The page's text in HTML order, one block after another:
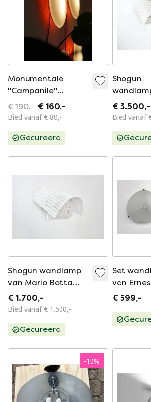
Monumentale
"Campanile"
wandlampen,
ontworpen door
Artemide, 2000.
€ 190,- € 160,-
Bied vanaf € 80,-
Gecureerd
Shogun
Mario
Artemide,
€ 3.500,-
Bied vanaf
Shogun wandlamp
van Mario Botta
voor Artemide, jaren
80.
€ 1.700,-
Bied vanaf € 1.500,-
Gecureerd
Set
van
Gismondi
€ 599,-
-10%